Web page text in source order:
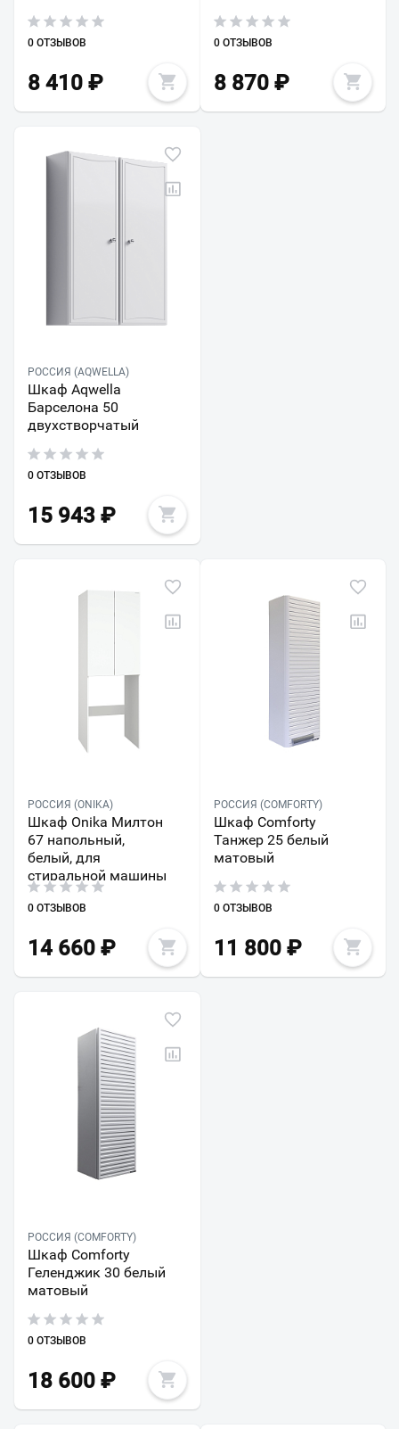
0 ОТЗЫВОВ
8 410 ₽
0 ОТЗЫВОВ
8 870₽
РОССИЯ (AQWELLA)
Шкаф Aqwella
Барселона 50
двухстворчатый
0 ОТЗЫВОВ
15 943 ₽
РОССИЯ (ONIKA)
Шкаф Onika Милтон
67 напольный,
белый, для
стиральной машины
0 ОТЗЫВОВ
14 660 ₽
РОССИЯ (COMFORTY)
Шкаф Comforty
Танжер 25 белый
матовый
0 ОТЗЫВОВ
11 800₽
РОССИЯ (COMFORTY)
Шкаф Comforty
Геленджик 30 белый
матовый
0 ОТЗЫВОВ
18 600 ₽